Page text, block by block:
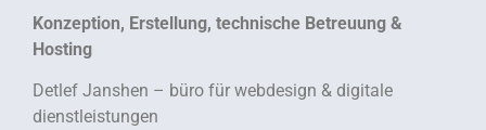
Konzeption, Erstellung, technische Betreuung &
Hosting
Detlef Janshen – büro für webdesign & digitale
dienstleistungen